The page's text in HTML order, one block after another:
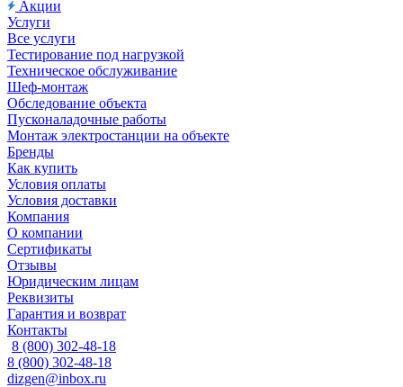
Акции
Услуги
Все услуги
Тестирование под нагрузкой
Техническое обслуживание
Шеф-монтаж
Обследование объекта
Пусконаладочные работы
Монтаж электростанции на объекте
Бренды
Как купить
Условия оплаты
Условия доставки
Компания
О компании
Сертификаты
Отзывы
Юридическим лицам
Реквизиты
Гарантия и возврат
Контакты
8 (800) 302-48-18
8 (800) 302-48-18
dizgen@inbox.ru